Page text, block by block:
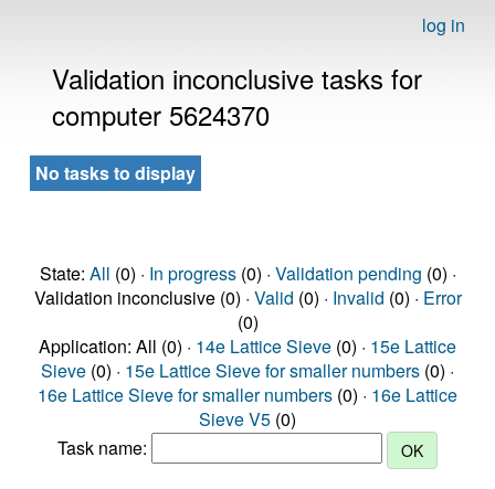
log in
Validation inconclusive tasks for
computer 5624370
No tasks to display
State: All (0) · In progress(0) · Validation pending (0) ·
Validation inconclusive (0) · Valid (0) · Invalid (0) · Error
(0)
Application: All (0) · 14e Lattice Sieve (0) · 15e Lattice
Sieve (0) · 15e Lattice Sieve for smaller numbers (0) ·
16e Lattice Sieve for smaller numbers (0) · 16e Lattice
Sieve V5 (0)
Task name: